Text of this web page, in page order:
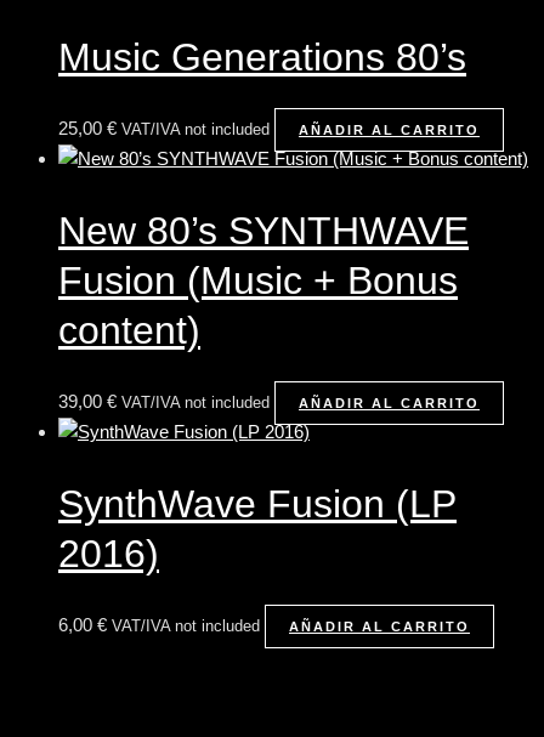
Music Generations 80’s
25,00 € VAT/IVA not included AÑADIR AL CARRITO
New 80’s SYNTHWAVE
Fusion (Music + Bonus
content)
39,00 € VAT/IVA not included AÑADIR AL CARRITO
SynthWave Fusion (LP
2016)
6,00 € VAT/IVA not included AÑADIR AL CARRITO